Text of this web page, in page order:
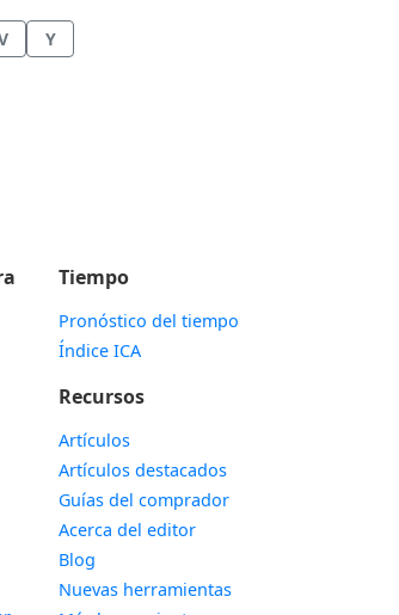
Y
Tiempo
Pronóstico del tiempo
Índice ICA
Recursos
Artículos
Artículos destacados
Guías del comprador
Acerca del editor
Blog
Nuevas herramientas